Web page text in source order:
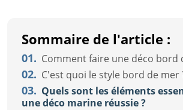
Sommaire de l'article :
01. Comment faire une déco bord
02. C'est quoi le style bord de mer
03. Quels sont les éléments
une déco marine réussie ?